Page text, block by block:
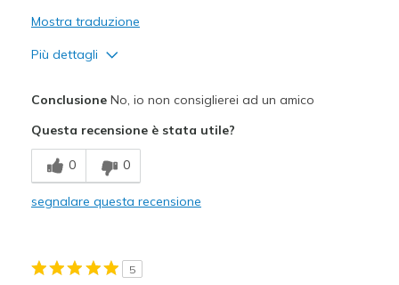
Mostra traduzione
Più dettagli
Stylish
Difetti
Poor Quality
ConclusioneNo, io non consiglierei ad un amico
Questa recensione è stata utile?
0 0
segnalare questa recensione
5